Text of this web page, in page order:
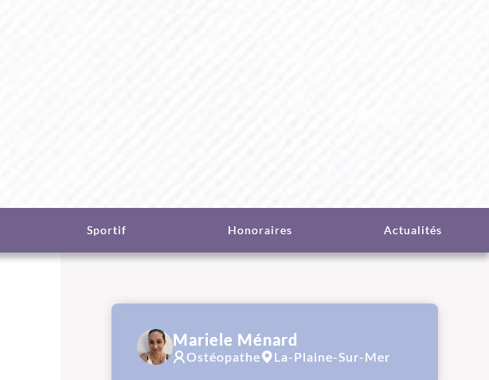
Sportif Honoraires Actualités
Mariele Ménard
Ostéopathe La-Plaine-Sur-Mer